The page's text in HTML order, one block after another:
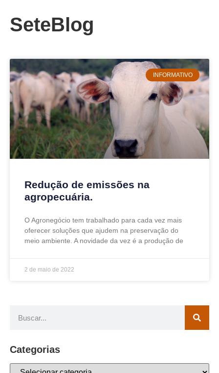
SeteBlog
INFORMATIVO
Redução de emissões na
agropecuária.
O Agronegócio tem trabalhado para cada vez mais
oferecer soluções que ajudem na preservação do
meio ambiente. A novidade da vez é a produção de
2 de maio de 2022
Categorias